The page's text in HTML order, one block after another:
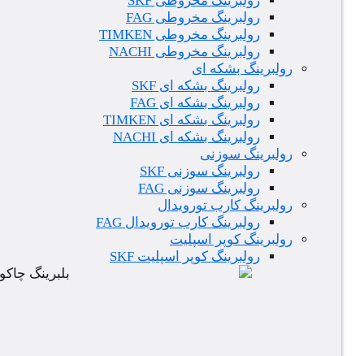
رولبرینگ مخروطی FAG
رولبرینگ مخروطی TIMKEN
رولبرینگ مخروطی NACHI
رولبرینگ بشکه ای
رولبرینگ بشکه ای SKF
رولبرینگ بشکه ای FAG
رولبرینگ بشکه ای TIMKEN
رولبرینگ بشکه ای NACHI
رولبرینگ سوزنی
رولبرینگ سوزنی SKF
رولبرینگ سوزنی FAG
رولبرینگ کارب تورویدال
رولبرینگ کارب تورویدال FAG
رولبرینگ کوپر اسپلیت
رولبرینگ کوپر اسپلیت SKF